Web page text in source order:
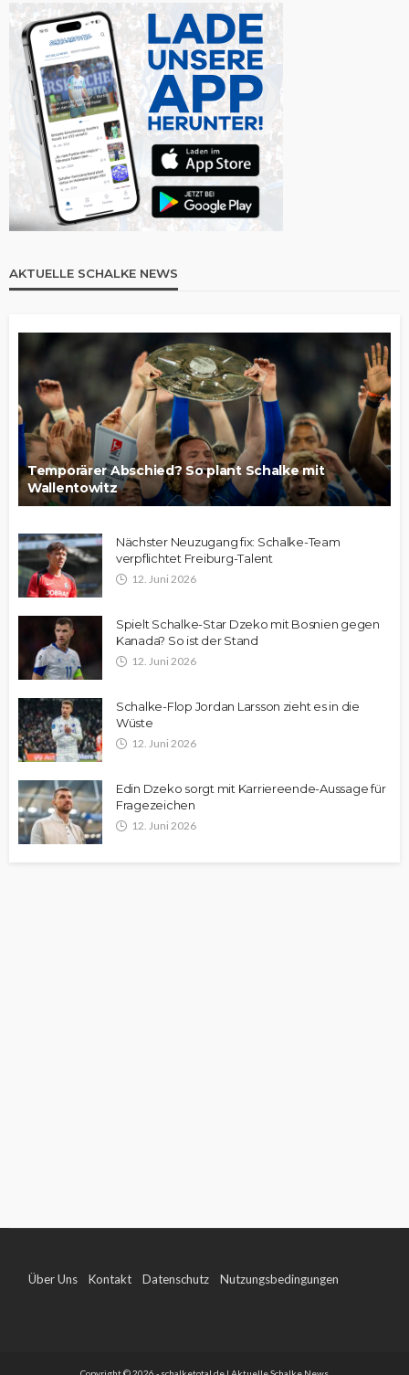
AKTUELLE SCHALKE NEWS
Temporärer Abschied? So plant Schalke mit
Wallentowitz
Nächster Neuzugang fix: Schalke-Team
verpflichtet Freiburg-Talent
12. Juni 2026
Spielt Schalke-Star Dzeko mit Bosnien gegen
Kanada? So ist der Stand
12. Juni 2026
Schalke-Flop Jordan Larsson zieht es in die
Wüste
12. Juni 2026
Edin Dzeko sorgt mit Karriereende-Aussage für
Fragezeichen
12. Juni 2026
Über Uns Kontakt Datenschutz Nutzungsbedingungen